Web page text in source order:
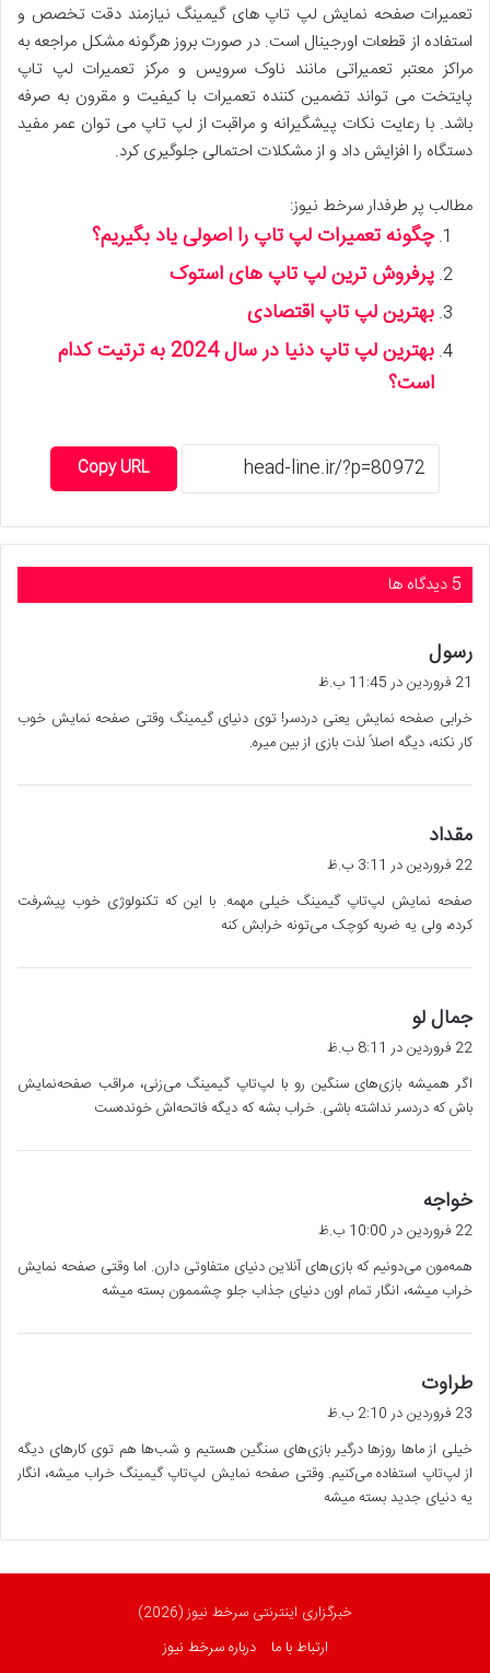
تعمیرات صفحه نمایش لپ تاپ های گیمینگ نیازمند دقت تخصص و
استفاده از قطعات اورجینال است. در صورت بروز هرگونه مشکل مراجعه به
مراکز معتبر تعمیراتی مانند ناوک سرویس و مرکز تعمیرات لپ تاپ
پایتخت می تواند تضمین کننده تعمیرات با کیفیت و مقرون به صرفه
باشد. با رعایت نکات پیشگیرانه و مراقبت از لپ تاپ می توان عمر مفید
دستگاه را افزایش داد و از مشکلات احتمالی جلوگیری کرد.
مطالب پر طرفدار سرخط نیوز:
چگونه تعمیرات لپ تاپ را اصولی یاد بگیریم؟
پرفروش ترین لپ تاپ های استوک
بهترین لپ تاپ اقتصادی
بهترین لپ تاپ دنیا در سال 2024 به ترتیت کدام
است؟
Copy URL
‫5 دیدگاه ها
رسول
ت
:
21 فروردین در 11:45 ب.ظ
خرابی صفحه نمایش یعنی دردسر! توی دنیای گیمینگ وقتی صفحه نمایش خوب
کار نکنه، دیگه اصلاً لذت بازی از بین میره.
مقداد
ت
:
22 فروردین در 3:11 ب.ظ
صفحه نمایش لپ‌تاپ گیمینگ خیلی مهمه. با این که تکنولوژی خوب پیشرفت
کرده، ولی یه ضربه کوچک می‌تونه خرابش کنه
جمال لو
ت
:
22 فروردین در 8:11 ب.ظ
اگر همیشه بازی‌های سنگین رو با لپ‌تاپ گیمینگ می‌زنی، مراقب صفحه‌نمایش
باش که دردسر نداشته باشی. خراب بشه که دیگه فاتحه‌اش خونده‌ست
خواجه
ت
:
22 فروردین در 10:00 ب.ظ
همه‌مون می‌دونیم که بازی‌های آنلاین دنیای متفاوتی دارن. اما وقتی صفحه نمایش
خراب میشه، انگار تمام اون دنیای جذاب جلو چشممون بسته میشه
طراوت
ت
:
23 فروردین در 2:10 ب.ظ
خیلی از ماها روزها درگیر بازی‌های سنگین هستیم و شب‌ها هم توی کارهای دیگه
از لپ‌تاپ استفاده می‌کنیم. وقتی صفحه نمایش لپ‌تاپ گیمینگ خراب میشه، انگار
یه دنیای جدید بسته میشه
خبرگزاری اینترنتی سرخط نیوز (2026)
ارتباط با ما
درباره سرخط نیوز